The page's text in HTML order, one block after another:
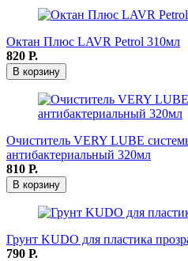
Октан Плюс LAVR Petrol 310мл
820 Р.
В корзину
Очиститель VERY LUBE
антибактериальный 320мл
810 Р.
В корзину
Грунт KUDO для пластика
790 Р.